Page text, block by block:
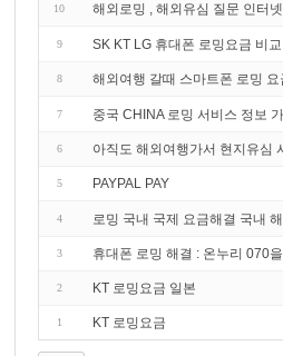
10 해외로밍 , 해외유심 질문 인터
9 SK KT LG 휴대폰 로밍요금 비교
8 해외여행 갈때 스마트폰 로밍
7 중국 CHINA 로밍 서비스 정보
6 아직도 해외여행가서 현지유심
5 PAYPAL PAY
4 로밍 국내 국제 요금해결 국내
3 휴대폰 로밍 해결 : 온누리 070
2 KT 로밍요금 일본
1 KT 로밍요금